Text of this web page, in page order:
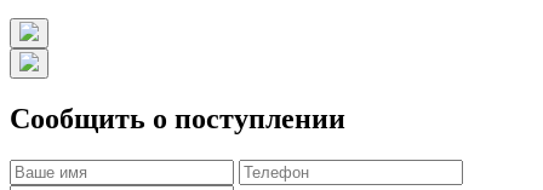
Сообщить о поступлении